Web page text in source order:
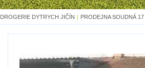
DROGERIE DYTRYCH JIČÍN | PRODEJNA SOUDNÁ